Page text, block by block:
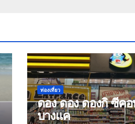
ท่องเที่ยว
ดอง ดอง ดองกิ ซีค
บางแค